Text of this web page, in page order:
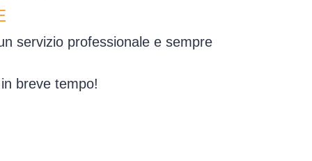
servizio professionale e sempre
breve tempo!